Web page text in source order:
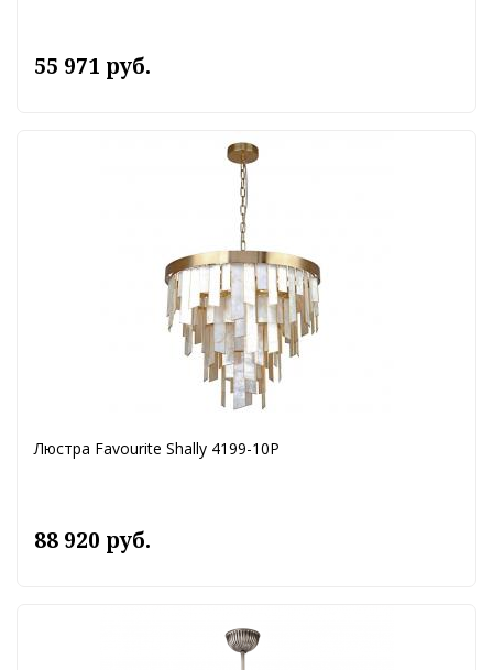
55 971 руб.
Люстра Favourite Shally 4199-10P
88 920 руб.